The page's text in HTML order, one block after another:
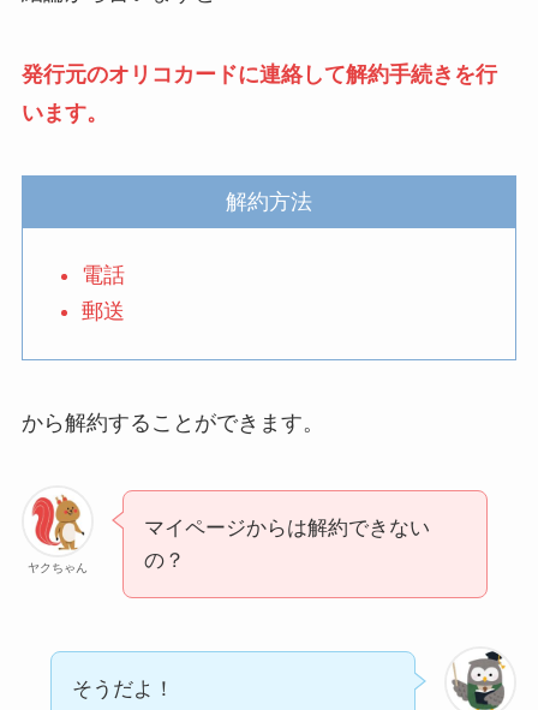
め！最短手続きやベスト
め！電話が繋がらない時
Sivorune(シボルネ)なぜ
に手続きする方法ある？
ニューZの解約まとめ！
電話が繋がらない時の裏
ワザ
を電話から解約する方法
を完全攻略
発行元のオリコカードに連絡して解約手続きを行
います。
解約方法
電話
郵送
から解約することができます。
ヤクちゃん
マイページからは解約できない
の？
そうだよ！